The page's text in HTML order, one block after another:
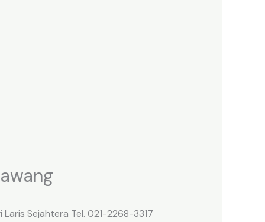
Sejahtera Tel. 021-2268-3317